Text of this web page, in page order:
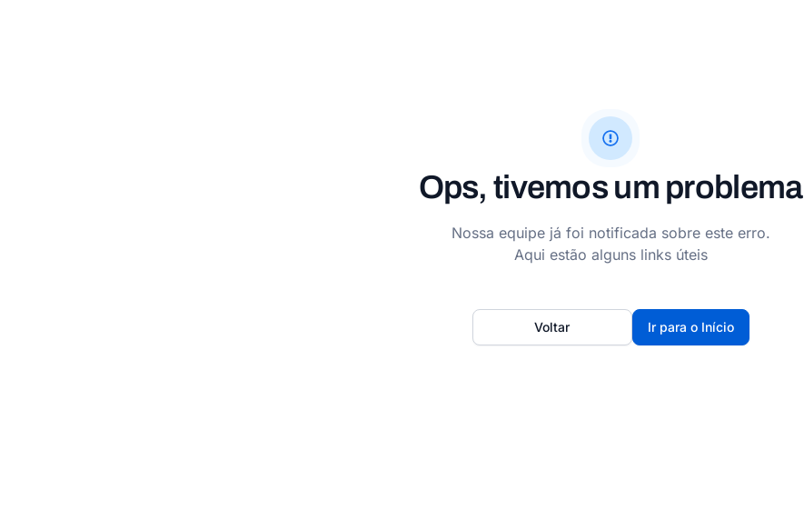
Ops, tivemos um problema
Nossa equipe já foi notificada sobre este erro.
Aqui estão alguns links úteis
Ir para o Início
Voltar